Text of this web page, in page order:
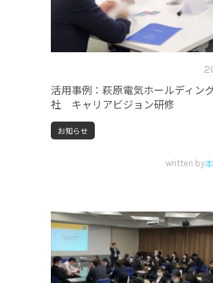
活用事例：萩原電気ホールディン
社 キャリアビジョン研修
お知らせ
written by